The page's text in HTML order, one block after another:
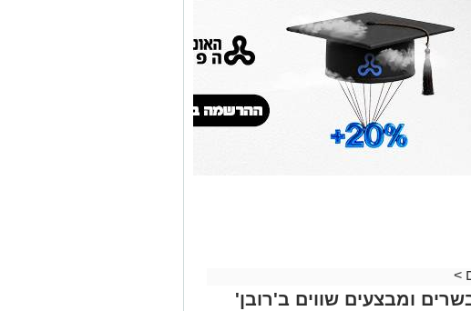
גם
גלגלי
>
ומבצעים שווים ב'רובן'